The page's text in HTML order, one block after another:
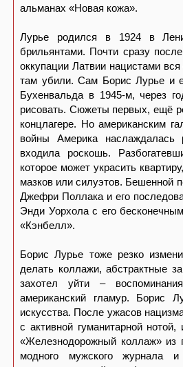
альманах «Новая кожа».
Лурье родился в 1924 в
брильянтами. Почти сразу
оккупации Латвии нацистами
там убили. Сам Борис Лурье и
Бухенвальда в 1945-м, через
рисовать. Сюжеты первых, ещё
концлагере. Но американским
войны Америка наслаждалась
входила роскошь.
которое может украсить
мазков или силуэтов. Бешенной
Джефри Поллака и его
Энди Уорхола c его
«Кэнбелл».
Борис Лурье тоже резко
делать коллажи, абстрактные
захотел уйти –
американский гламур. Борис
искусства. После ужасов
с активной гуманитарной
«Железнодорожный коллаж» из
модного мужского журнала и